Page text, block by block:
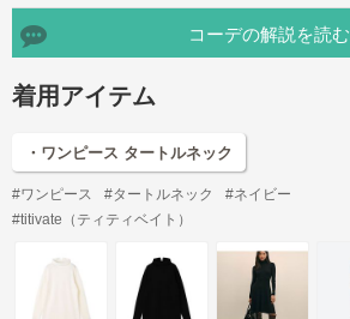
コーデの解説を読む
着用アイテム
・ワンピース タートルネック
#ワンピース #タートルネック
#ネイビー
#titivate（ティティベイト）